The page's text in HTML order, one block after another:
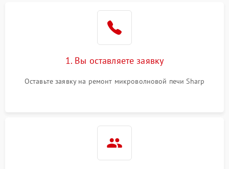
1. Вы оставляете заявку
Оставьте заявку на ремонт микроволновой печи Sharp